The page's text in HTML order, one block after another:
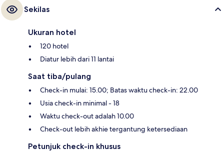
Sekilas
Ukuran hotel
120 hotel
Diatur lebih dari 11 lantai
Saat tiba/pulang
Check-in mulai: 15.00; Batas waktu check-in: 22.00
Usia check-in minimal - 18
Waktu check-out adalah 10.00
Check-out lebih akhie tergantung ketersediaan
Petunjuk check-in khusus